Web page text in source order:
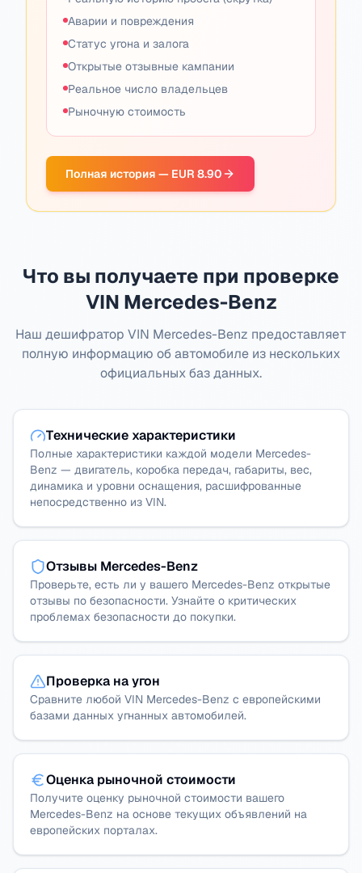
Аварии и повреждения
Статус угона и залога
Открытые отзывные кампании
Реальное число владельцев
Рыночную стоимость
Полная история — EUR 8.90
Что вы получаете при проверке
VIN Mercedes-Benz
Наш дешифратор VIN Mercedes-Benz предоставляет
полную информацию об автомобиле из нескольких
официальных баз данных.
Технические характеристики
Полные характеристики каждой модели Mercedes-
Benz — двигатель, коробка передач, габариты, вес,
динамика и уровни оснащения, расшифрованные
непосредственно из VIN.
Отзывы Mercedes-Benz
Проверьте, есть ли у вашего Mercedes-Benz открытые
отзывы по безопасности. Узнайте о критических
проблемах безопасности до покупки.
Проверка на угон
Сравните любой VIN Mercedes-Benz с европейскими
базами данных угнанных автомобилей.
Оценка рыночной стоимости
Получите оценку рыночной стоимости вашего
Mercedes-Benz на основе текущих объявлений на
европейских порталах.